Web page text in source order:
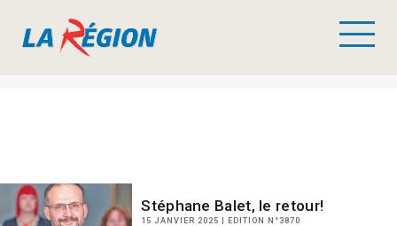
Stéphane Balet, le retour!
15 JANVIER 2025 | EDITION N°3870